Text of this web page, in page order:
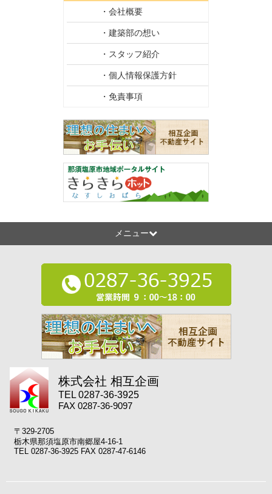
・会社概要
・建築部の想い
・スタッフ紹介
・個人情報保護方針
・免責事項
メニュー
株式会社 相互企画
TEL 0287-36-3925
FAX 0287-36-9097
〒329-2705
栃木県那須塩原市南郷屋4-16-1
TEL 0287-36-3925 FAX 0287-47-6146